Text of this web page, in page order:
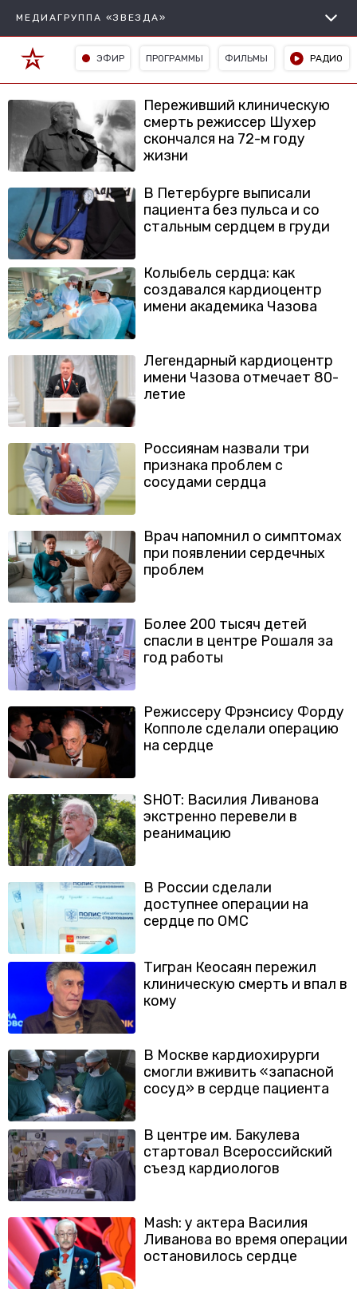
МЕДИАГРУППА «ЗВЕЗДА»
ЭФИР ПРОГРАММЫ ФИЛЬМЫ РАДИО
Переживший клиническую
смерть режиссер Шухер
скончался на 72-м году
жизни
В Петербурге выписали
пациента без пульса и со
стальным сердцем в груди
Колыбель сердца: как
создавался кардиоцентр
имени академика Чазова
Легендарный кардиоцентр
имени Чазова отмечает 80-
летие
Россиянам назвали три
признака проблем с
сосудами сердца
Врач напомнил о симптомах
при появлении сердечных
проблем
Более 200 тысяч детей
спасли в центре Рошаля за
год работы
Режиссеру Фрэнсису Форду
Копполе сделали операцию
на сердце
SHOT: Василия Ливанова
экстренно перевели в
реанимацию
В России сделали
доступнее операции на
сердце по ОМС
Тигран Кеосаян пережил
клиническую смерть и впал в
кому
В Москве кардиохирурги
смогли вживить «запасной
сосуд» в сердце пациента
В центре им. Бакулева
стартовал Всероссийский
съезд кардиологов
Mash: у актера Василия
Ливанова во время операции
остановилось сердце